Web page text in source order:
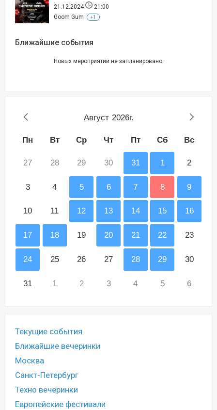
21.12.2024
21:00
Goom Gum
+1
Ближайшие события
Новых мероприятий не запланировано.
Август 2026г.
Пн Вт Ср Чт Пт Сб Вс
27 28 29 30 31 1 2
3 4 5 6 7 8 9
10 11 12 13 14 15 16
17 18 19 20 21 22 23
24 25 26 27 28 29 30
31 1 2 3 4 5 6
Текущие события
Ближайшие вечеринки
Москва
Санкт-Петербург
Техно вечеринки
Европейские фестивали